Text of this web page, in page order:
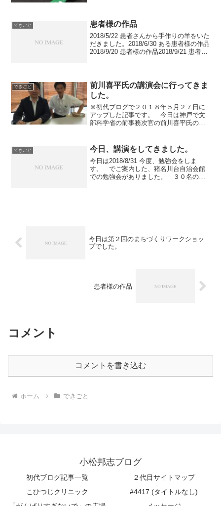
できごと 患者様の作品
2018/5/22 患者さんから手作りの羊をいた
だきました。2018/6/30 ある患者様の作品
2018/9/20 患者様の作品2018/9/21 患者様
できごと
前川喜平氏の講演会に行ってきま
した。
※初代ブログで２０１８年５月２７日に
アップした記事です。 今日は神戸で文
部科学省の前事務次官の前川喜平氏の講
発言したことで有名な方です。 日大ア
メフト部の宮川さんも私は...
できごと 今日、講演をしてきました。
今日は2018/8/31 今度、勉強会をしま
す。 でご案内した、猪名川台自治会館
での勉強会がありました。 ３０名の方
今日は第２回のまちづくりワークショッ
プでした。
患者様の作品
コメント
コメントを書き込む
ホーム できごと
小松邦志ブログ
初代ブログ記事一覧
２代目サイトマップ
こひつじクリニック
#4417 (タイトルなし)